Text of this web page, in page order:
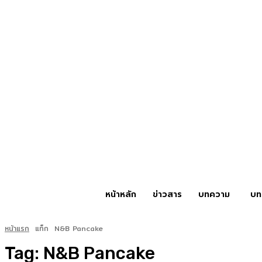
หน้าหลัก ข่าวสาร บทความ บ
หน้าแรก แท็ก N&B Pancake
Tag: N&B Pancake